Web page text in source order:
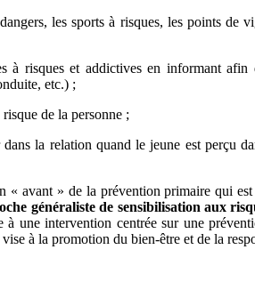
les sports à risques, les points de
à risques et addictives en informant afin
etc.) ;
de la personne ;
la relation quand le jeune est perçu
« avant » de la prévention primaire qui
généraliste de sensibilisation aux
une intervention centrée sur une
à la promotion du bien-être et de la